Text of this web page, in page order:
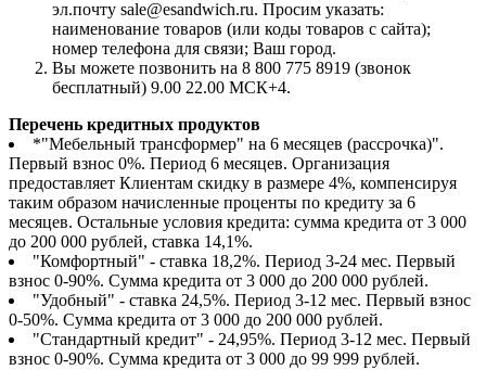
эл.почту sale@esandwich.ru. Просим указать:
наименование товаров (или коды товаров с сайта);
номер телефона для связи; Ваш город.
Вы можете позвонить на 8 800 775 8919 (звонок
бесплатный) 9.00 22.00 МСК+4.
Перечень кредитных продуктов
*"Мебельный трансформер" на 6 месяцев (рассрочка)".
Первый взнос 0%. Период 6 месяцев. Организация
предоставляет Клиентам скидку в размере 4%, компенсируя
таким образом начисленные проценты по кредиту за 6
месяцев. Остальные условия кредита: сумма кредита от 3 000
до 200 000 рублей, ставка 14,1%.
"Комфортный" - ставка 18,2%. Период 3-24 мес. Первый
взнос 0-90%. Сумма кредита от 3 000 до 200 000 рублей.
"Удобный" - ставка 24,5%. Период 3-12 мес. Первый взнос
0-50%. Сумма кредита от 3 000 до 200 000 рублей.
"Стандартный кредит" - 24,95%. Период 3-12 мес. Первый
взнос 0-90%. Сумма кредита от 3 000 до 99 999 рублей.